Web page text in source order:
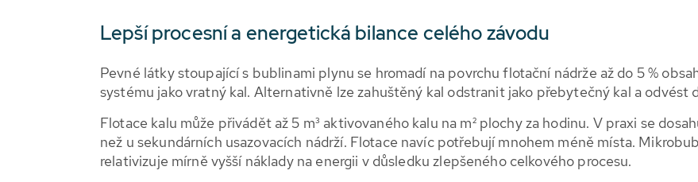
Lepší procesní a energetická bilance celého závodu
Pevné látky stoupající s bublinami plynu se hromadí na povrchu flotační nádrže až do 5 %
systému jako vratný kal. Alternativně lze zahuštěný kal odstranit jako přebytečný kal a odvést
Flotace kalu může přivádět až 5 m³ aktivovaného kalu na m² plochy za hodinu. V praxi se
než u sekundárních usazovacích nádrží. Flotace navíc potřebují mnohem méně místa.
relativizuje mírně vyšší náklady na energii v důsledku zlepšeného celkového procesu.